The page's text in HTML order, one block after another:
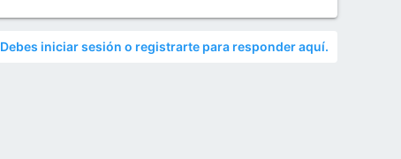
Debes iniciar sesión o registrarte para responder aquí.